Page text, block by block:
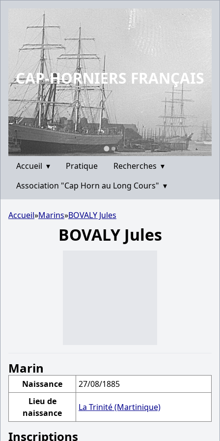
CAP-HORNIERS FRANÇAIS
Accueil ▾ Pratique Recherches ▾
Association "Cap Horn au Long Cours" ▾
Accueil»Marins»BOVALY Jules
BOVALY Jules
Marin
Naissance
27/08/1885
Lieu de
naissance
La Trinité (Martinique)
Inscriptions